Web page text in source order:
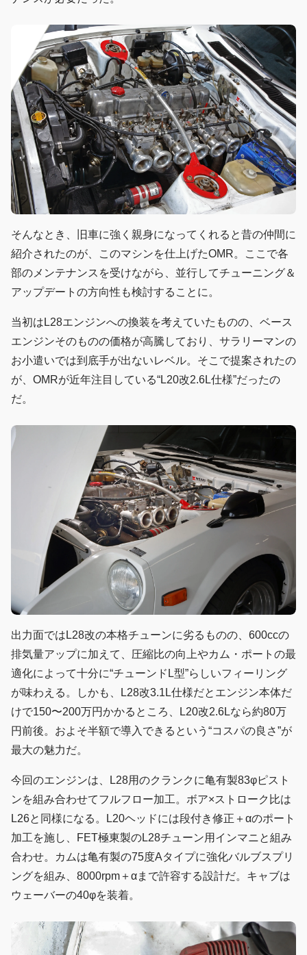
そんなとき、旧車に強く親身になってくれると昔の仲間に
紹介されたのが、このマシンを仕上げたOMR。ここで各
部のメンテナンスを受けながら、並行してチューニング＆
アップデートの方向性も検討することに。
当初はL28エンジンへの換装を考えていたものの、ベース
エンジンそのものの価格が高騰しており、サラリーマンの
お小遣いでは到底手が出ないレベル。そこで提案されたの
が、OMRが近年注目している“L20改2.6L仕様”だったの
だ。
出力面ではL28改の本格チューンに劣るものの、600ccの
排気量アップに加えて、圧縮比の向上やカム・ポートの最
適化によって十分に“チューンドL型”らしいフィーリング
が味わえる。しかも、L28改3.1L仕様だとエンジン本体だ
けで150〜200万円かかるところ、L20改2.6Lなら約80万
円前後。およそ半額で導入できるという“コスパの良さ”が
最大の魅力だ。
今回のエンジンは、L28用のクランクに亀有製83φピスト
ンを組み合わせてフルフロー加工。ボア×ストローク比は
L26と同様になる。L20ヘッドには段付き修正＋αのポート
加工を施し、FET極東製のL28チューン用インマニと組み
合わせ。カムは亀有製の75度Aタイプに強化バルブスプリ
ングを組み、8000rpm＋αまで許容する設計だ。キャブは
ウェーバーの40φを装着。